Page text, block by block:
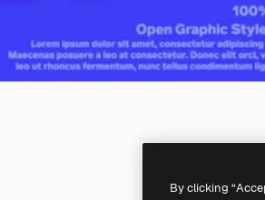
By clicking